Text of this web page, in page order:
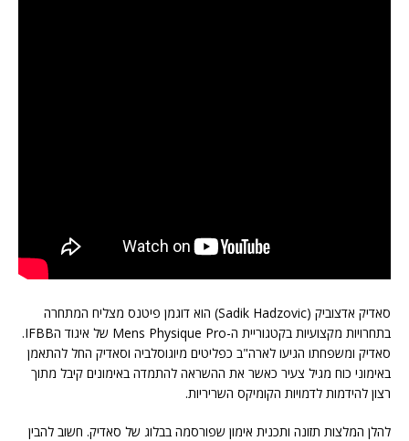
סאדיק אדצוביק (Sadik Hadzovic) הוא דוגמן פיטנס מצליח המתחרה
בתחרויות מקצועיות בקטגוריית ה-Mens Physique Pro של איגוד הIFBB.
סאדיק ומשפחתו הגיעו לארה"ב כפליטים מיוגוסלביה וסאדיק החל להתאמן
באימוני כוח מגיל צעיר כאשר את ההשראה להתמדה באימונים קיבל מתוך
רצון להידמות לדמויות הקומיקס השריריות.
להלן המלצות תזונה ותכנית אימון שפורסמה בבלוג של סאדיק. חשוב להבין